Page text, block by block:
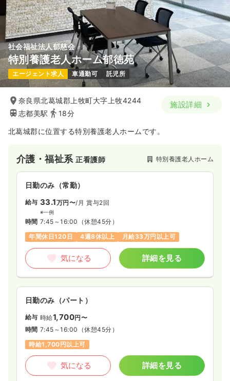
社会福祉法人郁慈会
特別養護老人ホーム郁徳苑
エージェント求人 車通勤可 託児所
奈良県北葛城郡上牧町大字上牧4244
志都美駅
18分
施設詳細
北葛城郡に位置する特別養護老人ホームです。
介護・福祉系正看護師 特別養護老人ホーム
日勤のみ（常勤）
給与 33.1万円〜/月 賞与2回
※一例
時間 7:45～16:00 （休憩45分）
年間休日120日
4週8休以上 月給33万円以上可
気になる 詳細を見る
日勤のみ（パート）
給与 時給1,700円〜
時間 7:45～16:00 （休憩45分）
時給1,700円以上可
気になる 詳細を見る